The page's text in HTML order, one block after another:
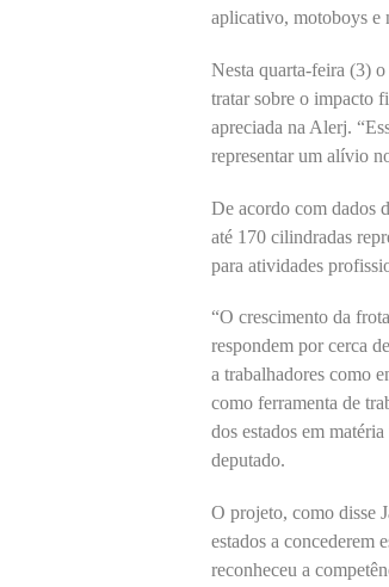
aplicativo, motoboys e
Nesta quarta-feira (3)
tratar sobre o impacto
apreciada na Alerj.
representar um alívio
De acordo com dados
até 170 cilindradas
para atividades
“O crescimento da
respondem por cerca
a trabalhadores como
como ferramenta de
dos estados em
deputado.
O projeto, como disse
estados a concederem
reconheceu a